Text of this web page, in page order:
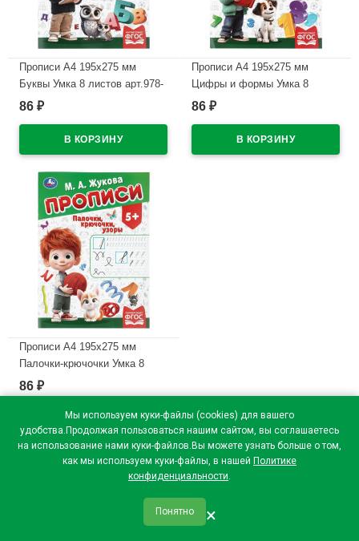
Мы используем куки-файлы (cookies) для вашего
удобства.Продолжая пользоваться нашим сайтом, вы соглашаетесь
на использование нами куки-файлов.Вы можете узнать больше о том,
как мы используем куки-файлы, в нашей Политике
конфиденциальности.
Понятно ×
Прописи А4 195х275 мм
Буквы Умка 8 листов арт.978-
5-506-11504-5
86 ₽
Прописи А4 195х275 мм
Цифры и формы Умка 8
листов арт.978-5-506-11502-1
86 ₽
Прописи А4 195х275 мм
Палочки-крючочки Умка 8
листов арт.978-5-506-11503-8
В наличии
86 ₽
qr_code